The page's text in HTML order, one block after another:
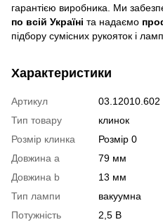
гарантією виробника. Ми
по всій Україні та надаємо
підбору сумісних рукояток і
Характеристики
Артикул
03.12010.602
Тип товару
клинок
Розмір клинка
Розмір 0
Довжина а
79 мм
Довжина b
13 мм
Тип лампи
вакуумна
Потужність
2,5 В